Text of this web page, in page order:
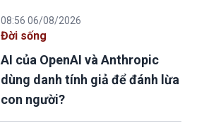
08:56 06/08/2026
Đời sống
AI của OpenAI và Anthropic
dùng danh tính giả để đánh lừa
con người?